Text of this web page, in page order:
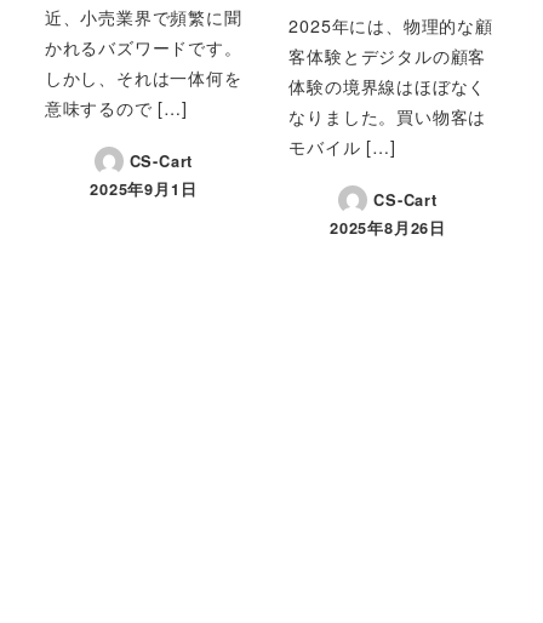
近、小売業界で頻繁に聞
かれるバズワードです。
しかし、それは一体何を
意味するので […]
CS-Cart
投稿日
2025年9月1日
2025年には、物理的な顧
客体験とデジタルの顧客
体験の境界線はほぼなく
なりました。買い物客は
モバイル […]
CS-Cart
投稿日
2025年8月26日